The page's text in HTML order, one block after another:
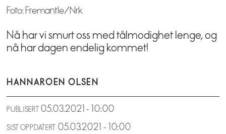
Foto: Fremantle/Nrk
Nå har vi smurt oss med tålmodighet lenge, og
nå har dagen endelig kommet!
HANNAROEN OLSEN
PUBLISERT 05.03.2021 - 10:00
SIST OPPDATERT 05.03.2021 - 10:00